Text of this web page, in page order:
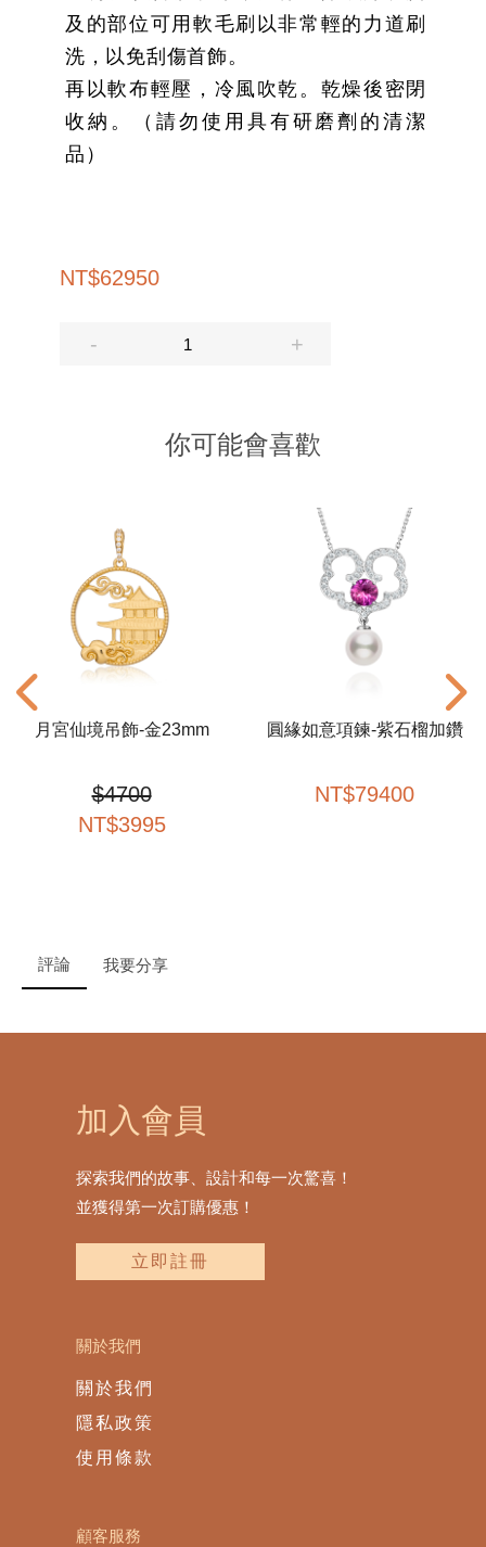
及的部位可用軟毛刷以非常輕的力道刷
洗，以免刮傷首飾。
再以軟布輕壓，冷風吹乾。乾燥後密閉
收納。（請勿使用具有研磨劑的清潔
品）
NT$62950
你可能會喜歡
月宮仙境吊飾-金23mm
$4700
NT$3995
圓緣如意項鍊-紫石榴加鑽
NT$79400
評論 我要分享
關於我們
關於我們
隱私政策
使用條款
顧客服務
加入會員
探索我們的故事、設計和每一次驚喜！
並獲得第一次訂購優惠！
立即註冊